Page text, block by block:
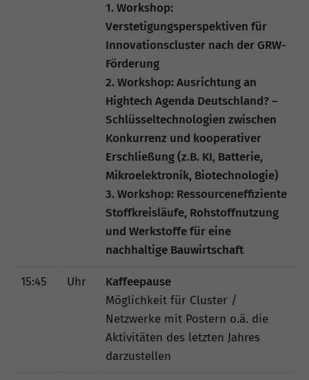
1. Workshop:
Verstetigungsperspektiven für
Innovationscluster nach der GRW-
Förderung
2. Workshop: Ausrichtung an
Hightech Agenda Deutschland? –
Schlüsseltechnologien zwischen
Konkurrenz und kooperativer
Erschließung (z.B. KI, Batterie,
Mikroelektronik, Biotechnologie)
3. Workshop: Ressourceneffiziente
Stoffkreisläufe, Rohstoffnutzung
und Werkstoffe für eine
nachhaltige Bauwirtschaft
15:45 Uhr
Kaffeepause
Möglichkeit für Cluster /
Netzwerke mit Postern o.ä. die
Aktivitäten des letzten Jahres
darzustellen